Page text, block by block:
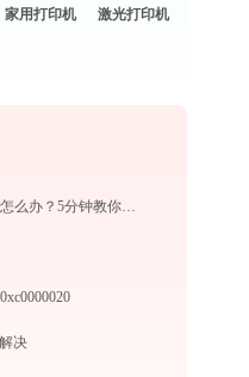
家用打印机 激光打印机
OpenAL32.dll 库不完整怎么办？5分钟教你轻松解决（附工具）
决